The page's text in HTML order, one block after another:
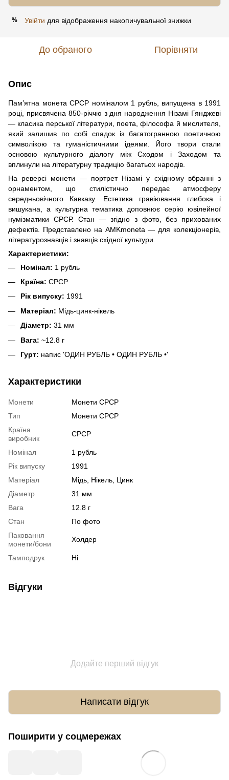
% Увійти для відображення накопичувальної знижки
До обраного Порівняти
Опис
Пам’ятна монета СРСР номіналом 1 рубль, випущена в 1991
році, присвячена 850-річчю з дня народження Нізамі Гянджеві
— класика перської літератури, поета, філософа й мислителя,
який залишив по собі спадок із багатогранною поетичною
символікою та гуманістичними ідеями. Його твори стали
основою культурного діалогу між Сходом і Заходом та
вплинули на літературну традицію багатьох народів.
На реверсі монети — портрет Нізамі у східному вбранні з
орнаментом, що стилістично передає атмосферу
середньовічного Кавказу. Естетика гравіювання глибока і
вишукана, а культурна тематика доповнює серію ювілейної
нумізматики СРСР. Стан — згідно з фото, без прихованих
дефектів. Представлено на AMKmoneta — для колекціонерів,
літературознавців і знавців східної культури.
Характеристики:
Номінал: 1 рубль
Країна: СРСР
Рік випуску: 1991
Матеріал: Мідь-цинк-нікель
Діаметр: 31 мм
Вага: ~12.8 г
Гурт: напис 'ОДИН РУБЛЬ • ОДИН РУБЛЬ •'
Характеристики
Монети
Монети СРСР
Тип
Монети СРСР
Країна
виробник
СРСР
Номінал
1 рубль
Рік випуску
1991
Матеріал
Мідь, Нікель, Цинк
Діаметр
31 мм
Вага
12.8 г
Стан
По фото
Паковання
монети/бони
Холдер
Тамподрук Ні
Відгуки
Додайте перший відгук
Написати відгук
Поширити у соцмережах